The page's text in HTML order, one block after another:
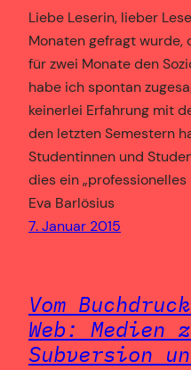
Liebe Leserin, lieber
Monaten gefragt wurde,
für zwei Monate den
habe ich spontan
keinerlei Erfahrung mit
den letzten Semestern
Studentinnen und
dies ein „professionelles
Eva Barlösius
7. Januar 2015
Vom
Web: Medien
Subversion